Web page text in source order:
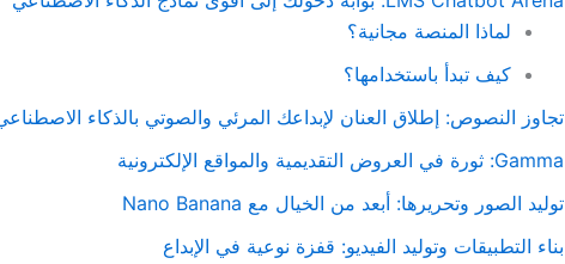
لماذا المنصة مجانية؟
كيف تبدأ باستخدامها؟
تجاوز النصوص: إطلاق العنان لإبداعك المرئي والصوتي بالذكاء
Gamma: ثورة في العروض التقديمية والمواقع الإلكترونية
توليد الصور وتحريرها: أبعد من الخيال مع Nano Banana
بناء التطبيقات وتوليد الفيديو: قفزة نوعية في الإبداع